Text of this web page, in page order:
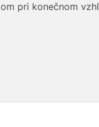
pri konečnom